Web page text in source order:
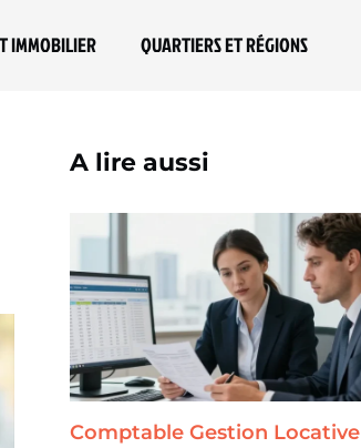
IMMOBILIER QUARTIERS ET RÉGIONS
A lire aussi
Comptable Gestion Locative